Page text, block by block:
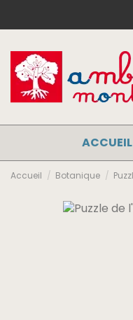
ACCUEIL
Accueil Botanique